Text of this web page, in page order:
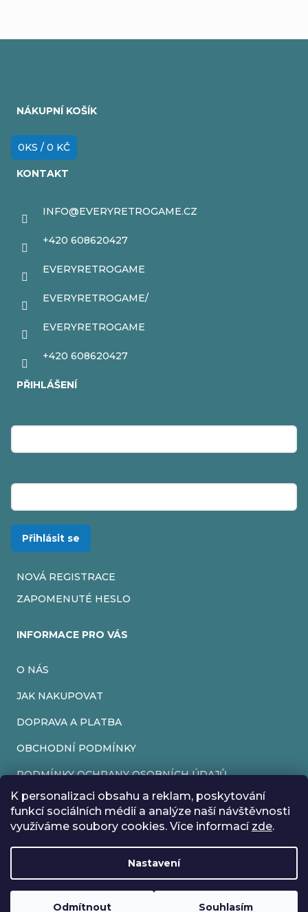
K personalizaci obsahu a reklam, poskytování
funkcí sociálních médií a analýze naší návštěvnosti
využíváme soubory cookies. Více informací zde.
Nastavení
Odmítnout Souhlasím
Rádi bychom vás informovali, že od 17. 7. do 24. 7. včetně
máme z důvodu dovolené zavřeno. Všechny objednávky
budou vyřízeny co nejdříve od 27. 7. :) Přejeme vám krásné
NÁKUPNÍ KOŠÍK
0KS / 0 KČ
KONTAKT
INFO@EVERYRETROGAME.CZ
+420 608620427
EVERYRETROGAME
EVERYRETROGAME/
EVERYRETROGAME
+420 608620427
PŘIHLÁŠENÍ
Přihlásit se
NOVÁ REGISTRACE
ZAPOMENUTÉ HESLO
INFORMACE PRO VÁS
O NÁS
JAK NAKUPOVAT
DOPRAVA A PLATBA
OBCHODNÍ PODMÍNKY
PODMÍNKY OCHRANY OSOBNÍCH ÚDAJŮ
VRÁCENÍ ZBOŽÍ
REKLAMACE
Vytvořil Shoptet
Copyright 2026EveryRetroGame. Všechna práva vyhrazena.
Upravit nastavení cookies
Loading